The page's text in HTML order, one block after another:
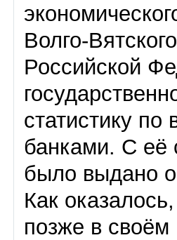
Волго-
Российской
статистику по
банками. С её
было выдано
Как
позже в